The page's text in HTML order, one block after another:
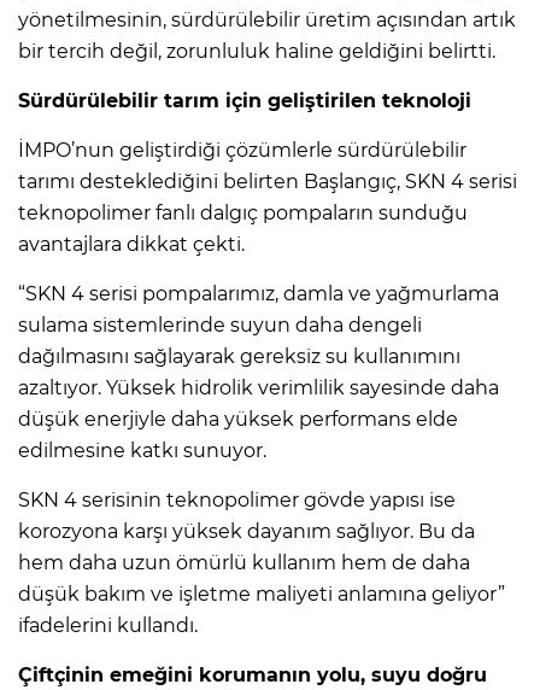
yönetilmesinin, sürdürülebilir üretim açısından artık
bir tercih değil, zorunluluk haline geldiğini belirtti.
Sürdürülebilir tarım için geliştirilen teknoloji
İMPO’nun geliştirdiği çözümlerle sürdürülebilir
tarımı desteklediğini belirten Başlangıç, SKN 4 serisi
teknopolimer fanlı dalgıç pompaların sunduğu
avantajlara dikkat çekti.
“SKN 4 serisi pompalarımız, damla ve yağmurlama
sulama sistemlerinde suyun daha dengeli
dağılmasını sağlayarak gereksiz su kullanımını
azaltıyor. Yüksek hidrolik verimlilik sayesinde daha
düşük enerjiyle daha yüksek performans elde
edilmesine katkı sunuyor.
SKN 4 serisinin teknopolimer gövde yapısı ise
korozyona karşı yüksek dayanım sağlıyor. Bu da
hem daha uzun ömürlü kullanım hem de daha
düşük bakım ve işletme maliyeti anlamına geliyor”
ifadelerini kullandı.
Çiftçinin emeğini korumanın yolu, suyu doğru